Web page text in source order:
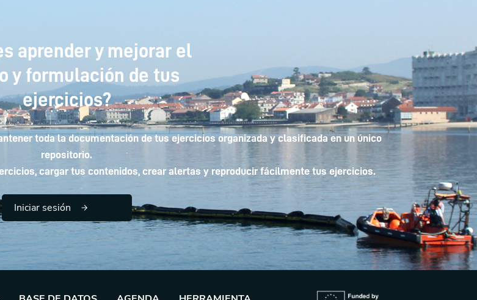
aprender y mejorar el
y formulación de tus
ejercicios?
toda la documentación de tus ejercicios organizada y clasificada en un único
repositorio.
cargar tus contenidos, crear alertas y reproducir fácilmente tus ejercicios.
Iniciar sesión